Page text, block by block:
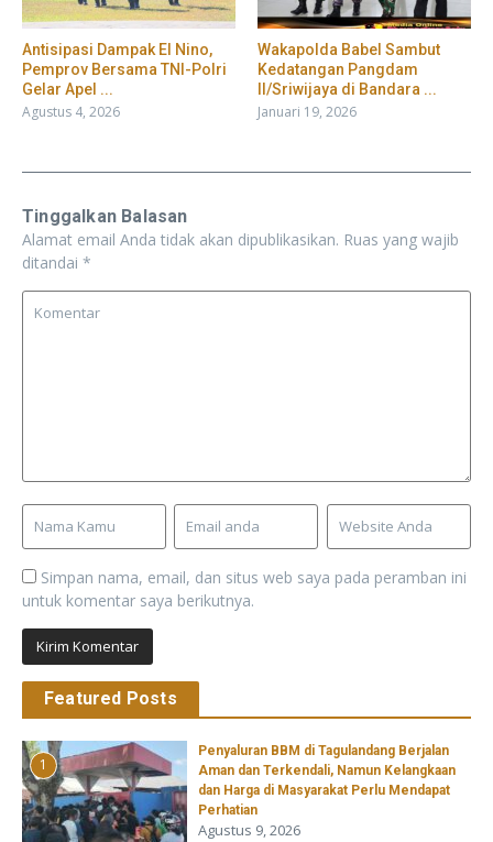
​Antisipasi Dampak El Nino,
Pemprov Bersama TNI-Polri
Gelar Apel ...
Agustus 4, 2026
Wakapolda Babel Sambut
Kedatangan Pangdam
II/Sriwijaya di Bandara ...
Januari 19, 2026
Tinggalkan Balasan
Alamat email Anda tidak akan dipublikasikan. Ruas yang wajib
ditandai *
Simpan nama, email, dan situs web saya pada peramban ini
untuk komentar saya berikutnya.
Featured Posts
1
Penyaluran BBM di Tagulandang Berjalan
Aman dan Terkendali, Namun Kelangkaan
dan Harga di Masyarakat Perlu Mendapat
Perhatian
Agustus 9, 2026